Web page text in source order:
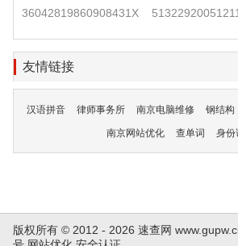
36042819860908431X
友情链接
汉语拼音 律师事务所 南京电脑维修 钢结构
南京网站优化 查单词 身份
版权所有 © 2012 - 2026 速查网